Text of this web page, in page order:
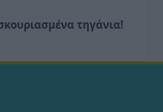
τηγάνια!